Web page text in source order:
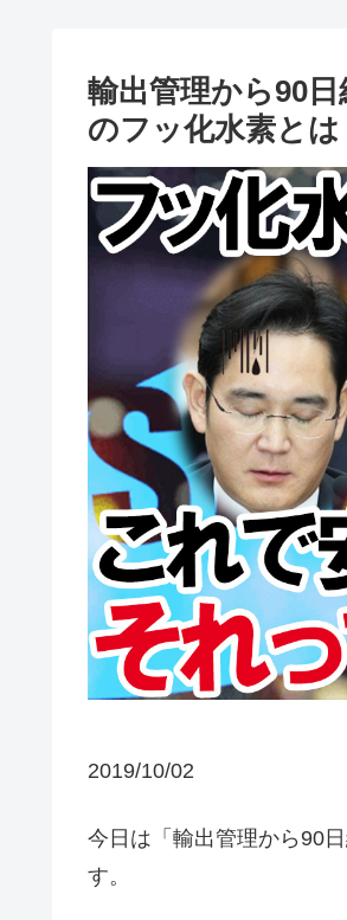
輸出管理から90
のフッ化水素とは
2019/10/02
今日は「輸出管理から90
す。